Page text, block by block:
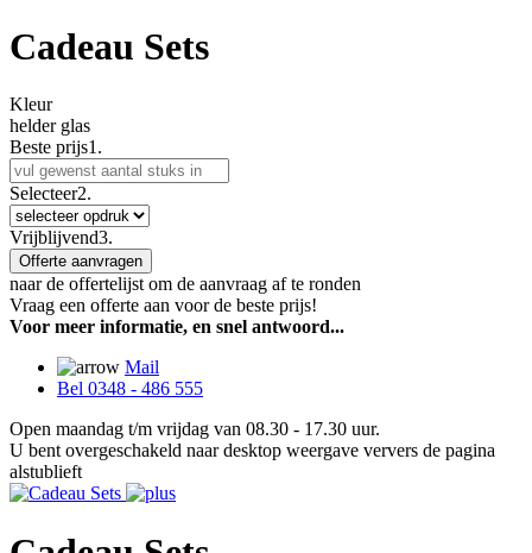
Cadeau Sets
Kleur
helder glas
Beste prijs1.
Selecteer2.
Vrijblijvend3.
Offerte aanvragen
naar de offertelijst om de aanvraag af te ronden
Vraag een offerte aan voor de beste prijs!
Voor meer informatie, en snel antwoord...
Mail
Bel 0348 - 486 555
Open maandag t/m vrijdag van 08.30 - 17.30 uur.
U bent overgeschakeld naar desktop weergave ververs de pagina
alstublieft